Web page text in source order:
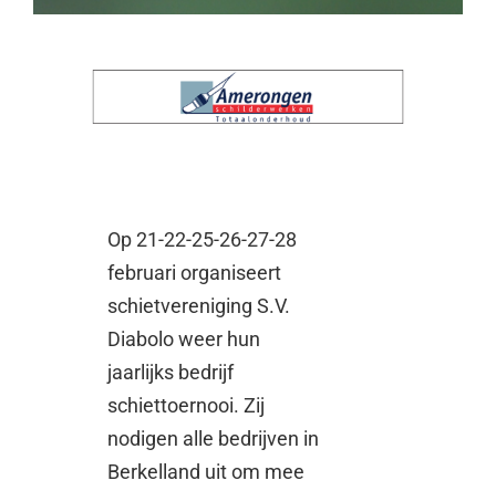
Op 21-22-25-26-27-28
februari organiseert
schietvereniging S.V.
Diabolo weer hun
jaarlijks bedrijf
schiettoernooi. Zij
nodigen alle bedrijven in
Berkelland uit om mee